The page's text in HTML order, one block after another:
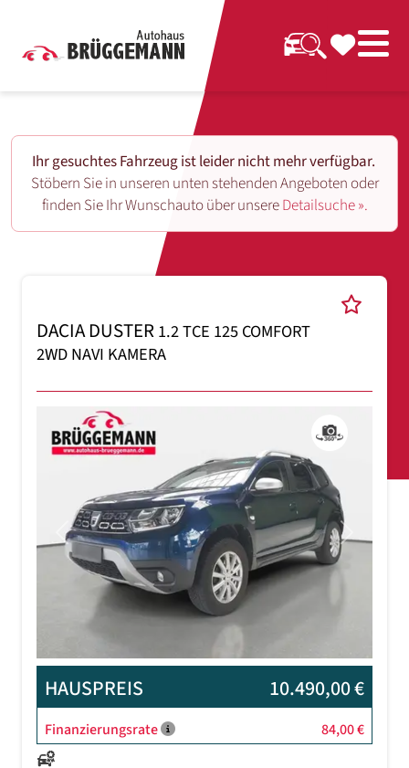
Ihr gesuchtes Fahrzeug ist leider nicht mehr verfügbar.
Stöbern Sie in unseren unten stehenden Angeboten oder
finden Sie Ihr Wunschauto über unsereDetailsuche ».
DACIA DUSTER1.2 TCE 125 COMFORT
2WD NAVI KAMERA
Previous Next
HAUSPREIS 10.490,00 €
Finanzierungsrate 84,00 €